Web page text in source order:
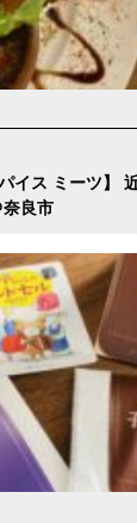
イス ミーツ】
良市